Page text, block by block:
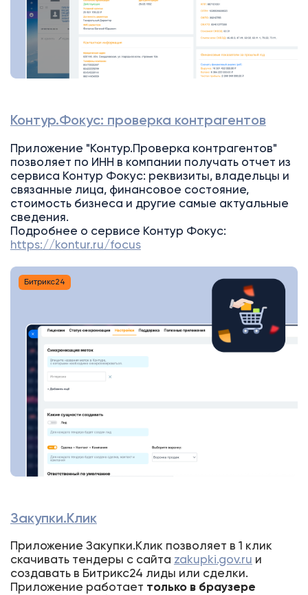
Контур.Фокус: проверка контрагентов
Приложение "Контур.Проверка контрагентов"
позволяет по ИНН в компании получать отчет из
сервиса Контур Фокус: реквизиты, владельцы и
связанные лица, финансовое состояние,
стоимость бизнеса и другие самые актуальные
сведения.
Подробнее о сервисе Контур Фокус:
https://kontur.ru/focus
Битрикс24
Закупки.Клик
Приложение Закупки.Клик позволяет в 1 клик
скачивать тендеры с сайта zakupki.gov.ru и
создавать в Битрикс24 лиды или сделки.
Приложение работает только в браузере